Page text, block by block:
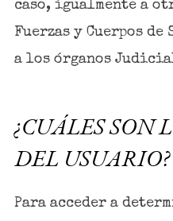
caso, igualmente a
Fuerzas y Cuerpos
a los órganos
¿CUÁLES SON
DEL USUARIO?
Para acceder a